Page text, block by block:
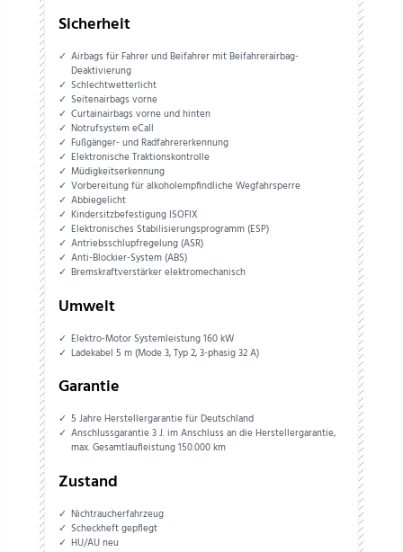
Sicherheit
Airbags für Fahrer und Beifahrer mit Beifahrerairbag-
Deaktivierung
Schlechtwetterlicht
Seitenairbags vorne
Curtainairbags vorne und hinten
Notrufsystem eCall
Fußgänger- und Radfahrererkennung
Elektronische Traktionskontrolle
Müdigkeitserkennung
Vorbereitung für alkoholempfindliche Wegfahrsperre
Abbiegelicht
Kindersitzbefestigung ISOFIX
Elektronisches Stabilisierungsprogramm (ESP)
Antriebsschlupfregelung (ASR)
Anti-Blockier-System (ABS)
Bremskraftverstärker elektromechanisch
Umwelt
Elektro-Motor Systemleistung 160 kW
Ladekabel 5 m (Mode 3, Typ 2, 3-phasig 32 A)
Garantie
5 Jahre Herstellergarantie für Deutschland
Anschlussgarantie 3 J. im Anschluss an die Herstellergarantie,
max. Gesamtlaufleistung 150.000 km
Zustand
Nichtraucherfahrzeug
Scheckheft gepflegt
HU/AU neu